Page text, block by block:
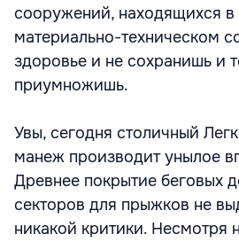
сооружений, находящихся
материально-техническом
здоровье и не сохранишь и
приумножишь.
Увы, сегодня столичный
манеж производит унылое
Древнее покрытие беговых
секторов для прыжков не
никакой критики. Несмотря